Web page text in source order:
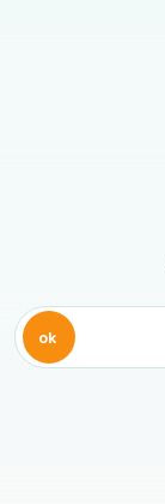
ok